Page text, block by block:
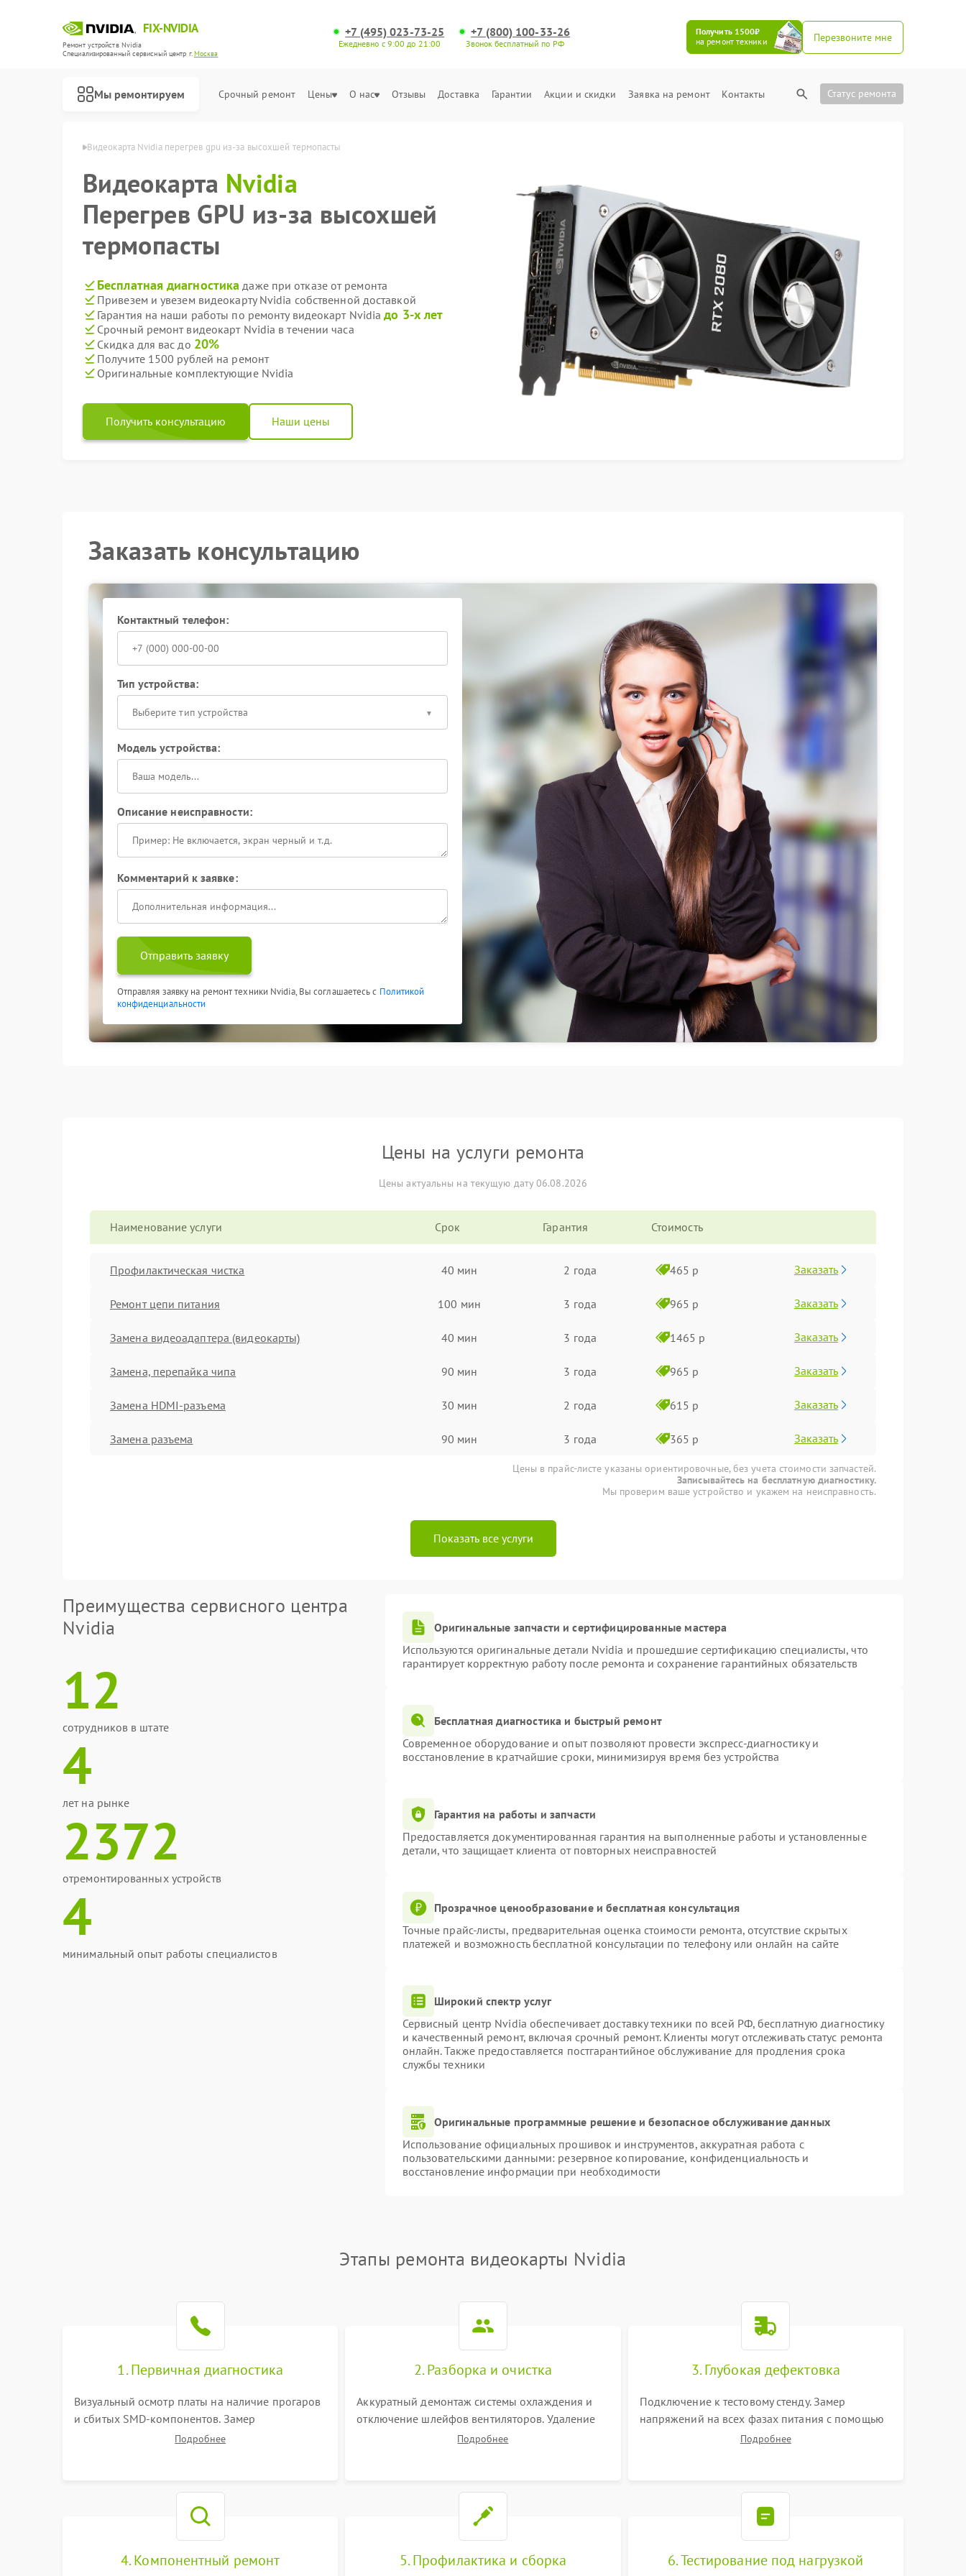
FIX-NVIDIA
Ремонт устройств Nvidia
Специализированный cервисный центр г.Москва
+7 (495) 023-73-25
Ежедневно с 9:00 до 21:00
+7 (800) 100-33-26
Звонок бесплатный по РФ
Получить 1500₽
на ремонт техники
Перезвоните мне
Мы ремонтируем Срочный ремонт Цены О нас Отзывы Доставка Гарантии Акции и скидки Заявка на ремонт Контакты Статус ремонта
Видеокарта Nvidia перегрев gpu из‑за высохшей термопасты
Видеокарта Nvidia
Перегрев GPU из‑за высохшей
термопасты
Бесплатная диагностика даже при отказе от ремонта
Привезем и увезем видеокарту Nvidia собственной доставкой
Гарантия на наши работы по ремонту видеокарт Nvidiaдо 3-х лет
Срочный ремонт видеокарт Nvidia в течении часа
Скидка для вас до 20%
Получите 1500 рублей на ремонт
Оригинальные комплектующие Nvidia
Получить консультацию Наши цены
Заказать консультацию
Контактный телефон:
Тип устройства:
Выберите тип устройства
Модель устройства:
Описание неисправности:
Комментарий к заявке:
Отправить заявку
Отправляя заявку на ремонт техники Nvidia, Вы соглашаетесь с Политикой
конфиденциальности
Цены на услуги ремонта
Цены актуальны на текущую дату 06.08.2026
Наименование услуги Срок Гарантия Стоимость
Профилактическая чистка 40 мин 2 года 465 р Заказать
Ремонт цепи питания 100 мин 3 года 965 р Заказать
Замена видеоадаптера (видеокарты) 40 мин 3 года 1465 р Заказать
Замена, перепайка чипа 90 мин 3 года 965 р Заказать
Замена HDMI-разъема 30 мин 2 года 615 р Заказать
Замена разъема 90 мин 3 года 365 р Заказать
Цены в прайс-листе указаны ориентировочные, без учета стоимости запчастей.
Записывайтесь на бесплатную диагностику.
Мы проверим ваше устройство и укажем на неисправность.
Показать все услуги
Преимущества сервисного центра
Nvidia
12
сотрудников в штате
4
лет на рынке
2372
отремонтированных устройств
4
минимальный опыт работы специалистов
Оригинальные запчасти и сертифицированные мастера
Используются оригинальные детали Nvidia и прошедшие сертификацию специалисты, что
гарантирует корректную работу после ремонта и сохранение гарантийных обязательств
Бесплатная диагностика и быстрый ремонт
Современное оборудование и опыт позволяют провести экспресс-диагностику и
восстановление в кратчайшие сроки, минимизируя время без устройства
Гарантия на работы и запчасти
Предоставляется документированная гарантия на выполненные работы и установленные
детали, что защищает клиента от повторных неисправностей
Прозрачное ценообразование и бесплатная консультация
Точные прайс-листы, предварительная оценка стоимости ремонта, отсутствие скрытых
платежей и возможность бесплатной консультации по телефону или онлайн на сайте
Широкий спектр услуг
Сервисный центр Nvidia обеспечивает доставку техники по всей РФ, бесплатную диагностику
и качественный ремонт, включая срочный ремонт. Клиенты могут отслеживать статус ремонта
онлайн. Также предоставляется постгарантийное обслуживание для продления срока
службы техники
Оригинальные программные решение и безопасное обслуживание данных
Использование официальных прошивок и инструментов, аккуратная работа с
пользовательскими данными: резервное копирование, конфиденциальность и
восстановление информации при необходимости
Этапы ремонта видеокарты Nvidia
1. Первичная диагностика
Визуальный осмотр платы на наличие прогаров
и сбитых SMD-компонентов. Замер
сопротивлений на линиях питания PCI-E и
Подробнее
2. Разборка и очистка
Аккуратный демонтаж системы охлаждения и
отключение шлейфов вентиляторов. Удаление
старой термопасты с кристалла графического
Подробнее
3. Глубокая дефектовка
Подключение к тестовому стенду. Замер
напряжений на всех фазах питания с помощью
осциллографа. Проверка инициализации.
Подробнее
4. Компонентный ремонт 5. Профилактика и сборка 6. Тестирование под нагрузкой